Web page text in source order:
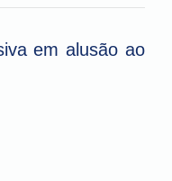
em alusão ao